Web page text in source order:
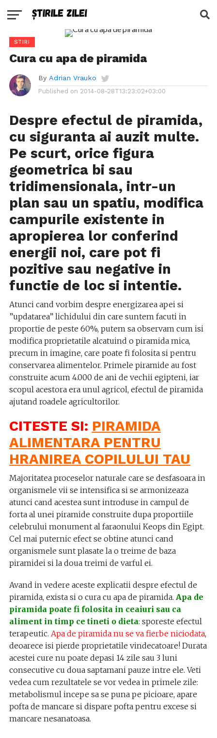
STIRI
Cura cu apa de piramida
By Adrian Vrauko
Published on 2014-08-28T13:23:02+03:00
Despre efectul de piramida,
cu siguranta ai auzit multe.
Pe scurt, orice figura
geometrica bi sau
tridimensionala, intr-un
plan sau un spatiu, modifica
campurile existente in
apropierea lor conferind
energii noi, care pot fi
pozitive sau negative in
functie de loc si intentie.
Atunci cand vorbim despre energizarea apei si
”updatarea” lichidului din care suntem facuti in
proportie de peste 60%, putem sa observam cum isi
modifica proprietatile alcatuind o piramida mica,
precum in imagine, care poate fi folosita si pentru
conservarea alimentelor. Primele piramide au fost
construite acum 4.000 de ani de vechii egipteni, iar
scopul acestora era unul agricol, efectul de piramida
ajutand roadele agricultorilor.
CITESTE SI: PIRAMIDA
ALIMENTARA PENTRU
HRANIREA COPILULUI TAU
Majoritatea proceselor naturale care se desfasoara in
organismele vii se intensifica si se armonizeaza
atunci cand acestea sunt introduse in campul de
forta al unei piramide construite dupa proportiile
celebrului monument al faraonului Keops din Egipt.
Cel mai puternic efect se obtine atunci cand
organismele sunt plasate la o treime de baza
piramidei si la doua treimi de varful ei.
Avand in vedere aceste explicatii despre efectul de
piramida, exista si o cura cu apa de piramida. Apa de
piramida poate fi folosita in ceaiuri sau ca
aliment in timp ce tineti o dieta: sporeste efectul
terapeutic. Apa de piramida nu se va fierbe niciodata,
deoarece isi pierde proprietatile vindecatoare! Durata
acestei cure nu poate depasi 14 zile sau 3 luni
consecutive cu doua saptamani pauze intre ele. Veti
vedea cum rezultatele se vor vedea in primele zile:
metabolismul incepe sa se puna pe picioare, apare
pofta de mancare si dispare pofta pentru excese si
mancare nesanatoasa.